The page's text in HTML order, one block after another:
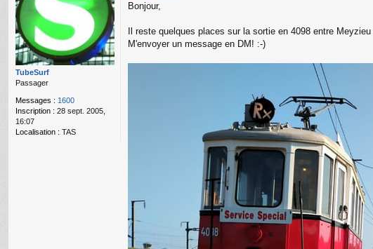
TubeSurf
Passager
Messages : 1600
Inscription : 28 sept. 2005,
16:07
Localisation : TAS
e
s
a
g
Bonjour,
Il reste quelques places sur la sortie en 4098 entre
M'envoyer un message en DM! :-)